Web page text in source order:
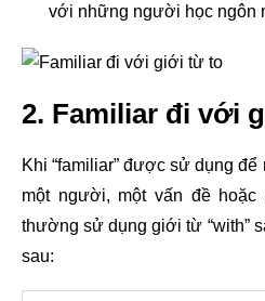
với những người học ngôn
2. Familiar đi với
Khi “familiar” được sử dụng
một người, một vấn đề hoặc
thường sử dụng giới từ “with”
sau: